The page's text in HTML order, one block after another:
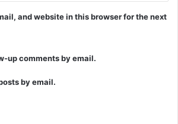
and website in this browser for the next
up comments by email.
by email.